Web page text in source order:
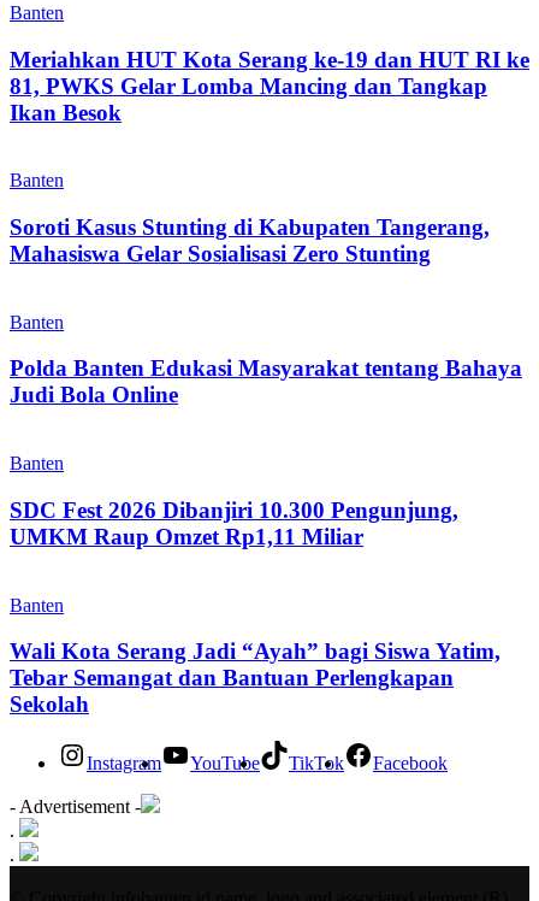
Banten
Meriahkan HUT Kota Serang ke-19 dan HUT RI ke
81, PWKS Gelar Lomba Mancing dan Tangkap
Ikan Besok
Banten
Soroti Kasus Stunting di Kabupaten Tangerang,
Mahasiswa Gelar Sosialisasi Zero Stunting
Banten
Polda Banten Edukasi Masyarakat tentang Bahaya
Judi Bola Online
Banten
SDC Fest 2026 Dibanjiri 10.300 Pengunjung,
UMKM Raup Omzet Rp1,11 Miliar
Banten
Wali Kota Serang Jadi “Ayah” bagi Siswa Yatim,
Tebar Semangat dan Bantuan Perlengkapan
Sekolah
Instagram YouTube TikTok Facebook
- Advertisement -
.
.